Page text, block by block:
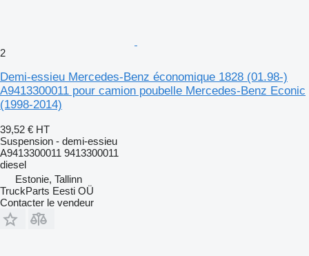
2
Demi-essieu Mercedes-Benz économique 1828 (01.98-)
A9413300011 pour camion poubelle Mercedes-Benz Econic
(1998-2014)
39,52 € HT
Suspension - demi-essieu
A9413300011 9413300011
diesel
Estonie, Tallinn
TruckParts Eesti OÜ
Contacter le vendeur